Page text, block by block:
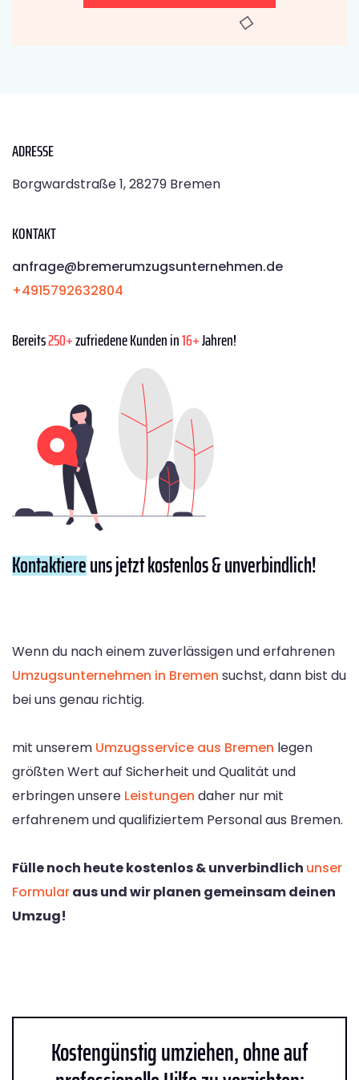
ADRESSE
Borgwardstraße 1, 28279 Bremen
KONTAKT
anfrage@bremerumzugsunternehmen.de
+4915792632804
Bereits250+zufriedene Kunden in16+Jahren!
Kontaktiereuns jetzt kostenlos & unverbindlich!
Wenn du nach einem zuverlässigen und erfahrenen
Umzugsunternehmen in Bremen suchst, dann bist du
bei uns genau richtig.
mit unserem Umzugsservice aus Bremen legen
größten Wert auf Sicherheit und Qualität und
erbringen unsere Leistungen daher nur mit
erfahrenem und qualifiziertem Personal aus Bremen.
Fülle noch heute kostenlos & unverbindlich unser
Formularaus und wir planen gemeinsam deinen
Umzug!
Kostengünstig umziehen, ohne auf